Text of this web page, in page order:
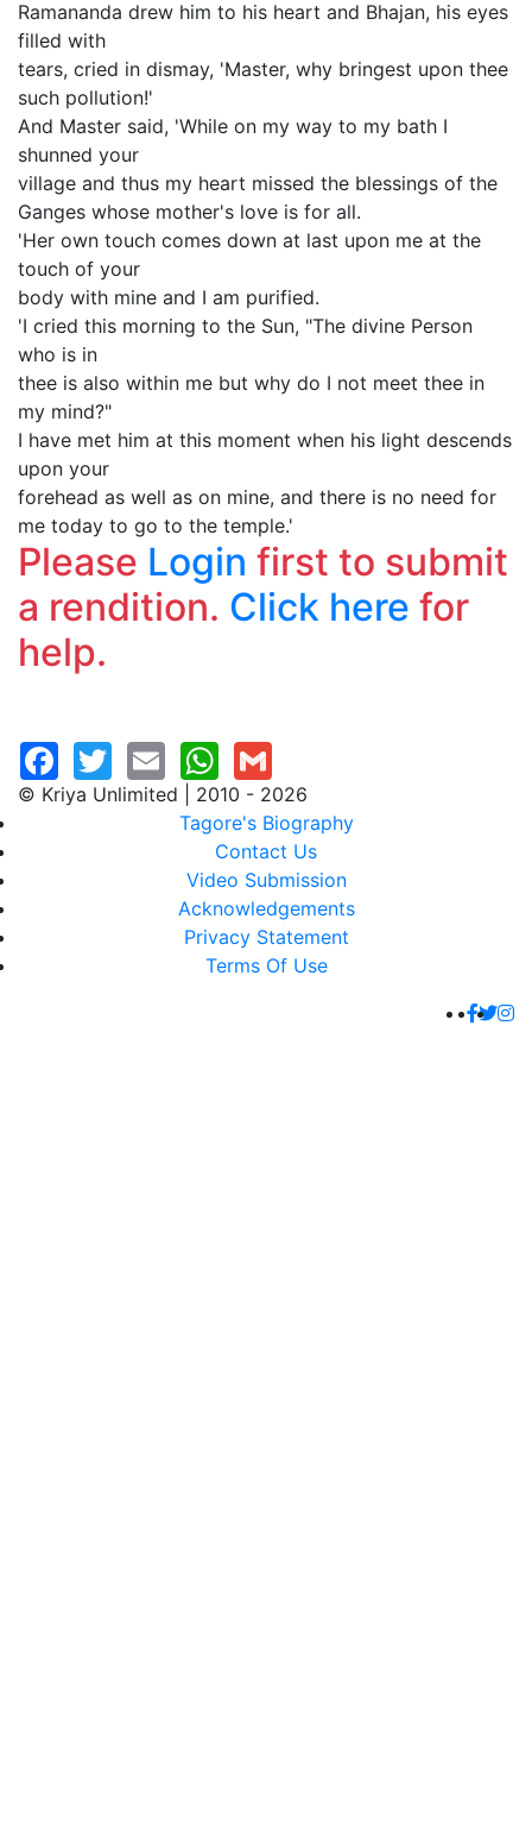
Ramananda drew him to his heart and Bhajan, his eyes
filled with
tears, cried in dismay, 'Master, why bringest upon thee
such pollution!'
And Master said, 'While on my way to my bath I
shunned your
village and thus my heart missed the blessings of the
Ganges whose mother's love is for all.
'Her own touch comes down at last upon me at the
touch of your
body with mine and I am purified.
'I cried this morning to the Sun, "The divine Person
who is in
thee is also within me but why do I not meet thee in
my mind?"
I have met him at this moment when his light descends
upon your
forehead as well as on mine, and there is no need for
me today to go to the temple.'
Please Login first to submit
a rendition. Click here for
help.
© Kriya Unlimited | 2010 - 2026
Tagore's Biography
Contact Us
Video Submission
Acknowledgements
Privacy Statement
Terms Of Use